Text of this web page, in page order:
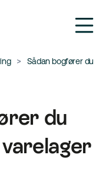
Sådan bogfører du
du